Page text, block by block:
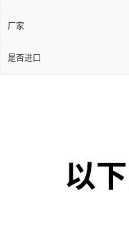
厂家
是否进口